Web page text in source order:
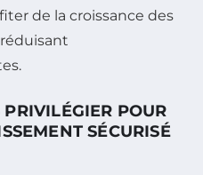
de la croissance des
POUR
SÉCURISÉ